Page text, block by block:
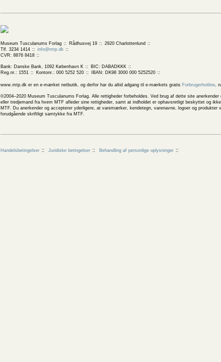
Museum Tusculanums Forlag Rådhusvej 19
2920 Charlottenlund
Tlf. 3234 1414
info@mtp.dk
CVR: 8876 8418
Bank: Danske Bank, 1092 København K
BIC: DABADKKK
Reg.nr.: 1551
Kontonr.: 000 5252 520 IBAN: DK98 3000 000 5252520
www.mtp.dk er en e-mærket netbutik, og derfor har du altid adgang til e-mærkets gratis Forbrugerhotline,
©2004–2020 Museum Tusculanums Forlag. Alle rettigheder forbeholdes. Ved brug af dette site
eller tredjemand fra hvem MTF afleder sine rettigheder, samt at indholdet er ophavsretligt beskyttet og
MTF. Du anerkender og accepterer yderligere, at varemærker, kendetegn, varenavne, logoer og
forudgående skriftligt samtykke fra MTF.
Handelsbetingelser Juridiske betingelser Behandling af personlige oplysninger